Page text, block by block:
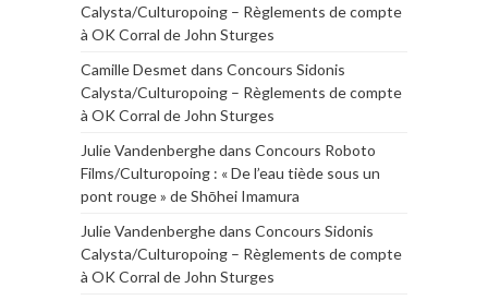
Calysta/Culturopoing – Règlements de compte
à OK Corral de John Sturges
Camille Desmet dans Concours Sidonis
Calysta/Culturopoing – Règlements de compte
à OK Corral de John Sturges
Julie Vandenberghedans Concours Roboto
Films/Culturopoing : « De l’eau tiède sous un
pont rouge » de Shōhei Imamura
Julie Vandenberghedans Concours Sidonis
Calysta/Culturopoing – Règlements de compte
à OK Corral de John Sturges